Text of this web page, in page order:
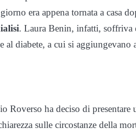
era appena tornata a casa
. Laura Benin, infatti, soffriva
al diabete, a cui si aggiungevano
Roverso ha deciso di
sulle circostanze della